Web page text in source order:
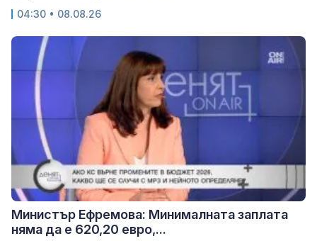
04:30 • 08.08.26
Министър Ефремова: Минималната заплата
няма да е 620,20 евро,...